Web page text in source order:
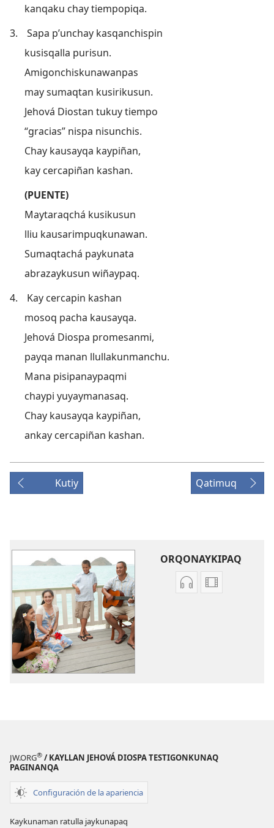
kanqaku chay tiempopiqa.
3.
Sapa p’unchay kasqanchispin
kusisqalla purisun.
Amigonchiskunawanpas
may sumaqtan kusirikusun.
Jehová Diostan tukuy tiempo
“gracias” nispa nisunchis.
Chay kausayqa kaypiñan,
kay cercapiñan kashan.
(PUENTE)
Maytaraqchá kusikusun
lliu kausarimpuqkunawan.
Sumaqtachá paykunata
abrazaykusun wiñaypaq.
4.
Kay cercapin kashan
mosoq pacha kausayqa.
Jehová Diospa promesanmi,
payqa manan llullakunmanchu.
Mana pisipanaypaqmi
chaypi yuyaymanasaq.
Chay kausayqa kaypiñan,
ankay cercapiñan kashan.
Kutiy Qatimuq
ORQONAYKIPAQ
KaypinVideopi
JW.ORG® / KAYLLAN JEHOVÁ DIOSPA TESTIGONKUNAQ
PAGINANQA
Configuración de la apariencia
Kaykunaman ratulla jaykunapaq